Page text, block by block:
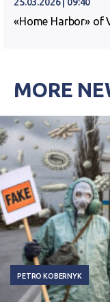
«Home Harbor» of
MORE
PETRO KOBERNYK